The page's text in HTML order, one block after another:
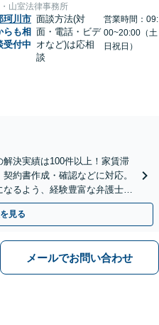
山室法律事務所
珂川市
らも相
受付中
面談方法(対
面・電話・ビデ
オなど)は応相
談
営業時間：09:
00~20:00（土
日祝日）
解決実績は100件以上！家賃滞
約書作成・確認などに対応。
なるよう、経験豊富な弁護士が
お越しください
見る
メールでお問い合わせ